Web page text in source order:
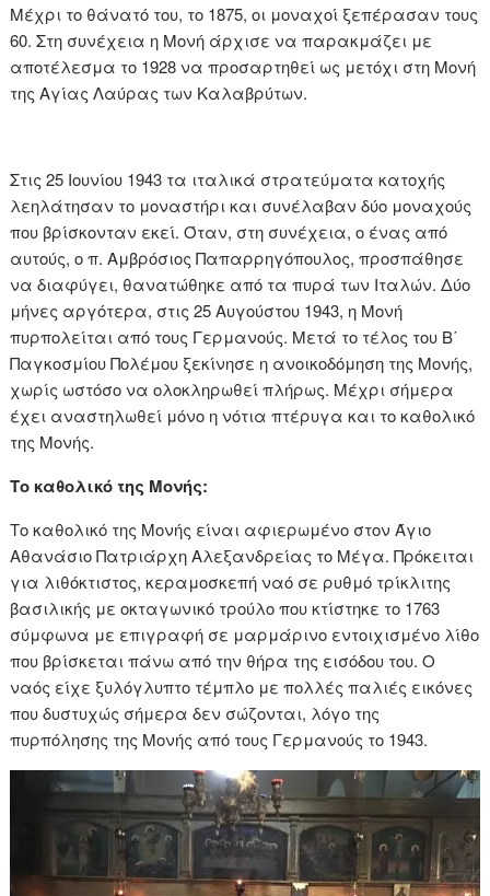
Μέχρι το θάνατό του, το 1875, οι μοναχοί ξεπέρασαν τους
60. Στη συνέχεια η Μονή άρχισε να παρακμάζει με
αποτέλεσμα το 1928 να προσαρτηθεί ως μετόχι στη Μονή
της Αγίας Λαύρας των Καλαβρύτων.
Στις 25 Ιουνίου 1943 τα ιταλικά στρατεύματα κατοχής
λεηλάτησαν το μοναστήρι και συνέλαβαν δύο μοναχούς
που βρίσκονταν εκεί. Όταν, στη συνέχεια, ο ένας από
αυτούς, ο π. Αμβρόσιος Παπαρρηγόπουλος, προσπάθησε
να διαφύγει, θανατώθηκε από τα πυρά των Ιταλών. Δύο
μήνες αργότερα, στις 25 Αυγούστου 1943, η Μονή
πυρπολείται από τους Γερμανούς. Μετά το τέλος του Β΄
Παγκοσμίου Πολέμου ξεκίνησε η ανοικοδόμηση της Μονής,
χωρίς ωστόσο να ολοκληρωθεί πλήρως. Μέχρι σήμερα
έχει αναστηλωθεί μόνο η νότια πτέρυγα και το καθολικό
της Μονής.
Το καθολικό της Μονής:
Το καθολικό της Μονής είναι αφιερωμένο στον Άγιο
Αθανάσιο Πατριάρχη Αλεξανδρείας το Μέγα. Πρόκειται
για λιθόκτιστος, κεραμοσκεπή ναό σε ρυθμό τρίκλιτης
βασιλικής με οκταγωνικό τρούλο που κτίστηκε το 1763
σύμφωνα με επιγραφή σε μαρμάρινο εντοιχισμένο λίθο
που βρίσκεται πάνω από την θήρα της εισόδου του. Ο
ναός είχε ξυλόγλυπτο τέμπλο με πολλές παλιές εικόνες
που δυστυχώς σήμερα δεν σώζονται, λόγο της
πυρπόλησης της Μονής από τους Γερμανούς το 1943.